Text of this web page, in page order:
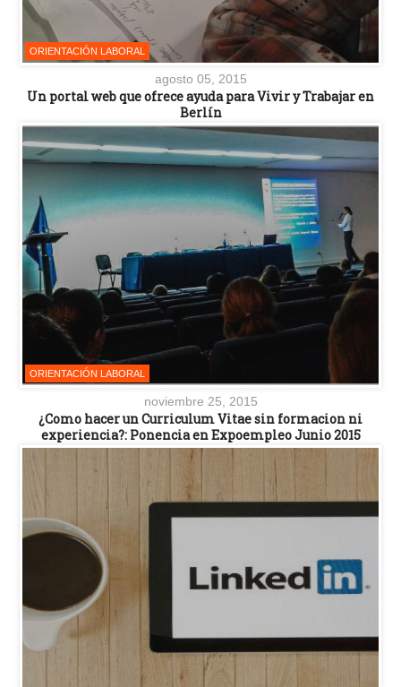
ORIENTACIÓN LABORAL
agosto 05, 2015
Un portal web que ofrece ayuda para Vivir y Trabajar en
Berlín
ORIENTACIÓN LABORAL
noviembre 25, 2015
¿Como hacer un Curriculum Vitae sin formacion ni
experiencia?: Ponencia en Expoempleo Junio 2015